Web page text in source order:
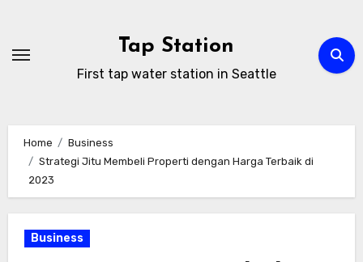
content
Tap Station
First tap water station in Seattle
Home
Business
Strategi Jitu Membeli Properti dengan Harga Terbaik di
2023
Business